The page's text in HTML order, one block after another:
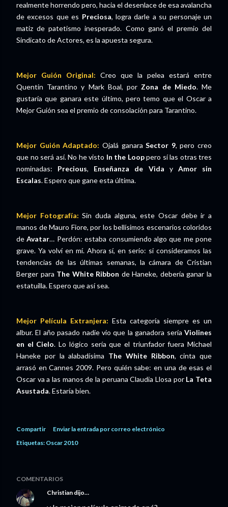
realmente horrendo pero, hacia el desenlace de esa avalancha
de excesos que es Preciosa, logra darle a su personaje un
matiz de patetismo inesperado. Como ganó el premio del
Sindicato de Actores, es la apuesta segura.
Mejor Guión Original: Creo que la pelea estará entre
Quentin Tarantino y Mark Boal, por Zona de Miedo. Me
gustaría que ganara este último, pero temo que el Oscar a
Mejor Guión sea el premio de consolación para Tarantino.
Mejor Guión Adaptado: Ojalá ganara Sector 9, pero creo
que no será así. No he visto In the Looppero sí las otras tres
nominadas: Precious, Enseñanza de Vida y Amor sin
Escalas. Espero que gane esta última.
Mejor Fotografía: Sin duda alguna, este Oscar debe ir a
manos de Mauro Fiore, por los bellísimos escenarios coloridos
deAvatar… Perdón: estaba consumiendo algo que me pone
grave. Ya volví en mí. Ahora sí, en serio: si consideramos las
tendencias de las últimas semanas, la cámara de Cristian
Berger para The White Ribbon de Haneke, debería ganar la
estatuilla. Espero que así sea.
Mejor Película Extranjera: Esta categoría siempre es un
albur. El año pasado nadie vio que la ganadora sería Violines
en el Cielo. Lo lógico sería que el triunfador fuera Michael
Haneke por la alabadísima The White Ribbon, cinta que
arrasó en Cannes 2009. Pero quién sabe: en una de esas el
Oscar va a las manos de la peruana Claudia Llosa por La Teta
Asustada. Estaría bien.
Compartir
Enviar la entrada por correo electrónico
Etiquetas: Oscar 2010
COMENTARIOS
Christian dijo…